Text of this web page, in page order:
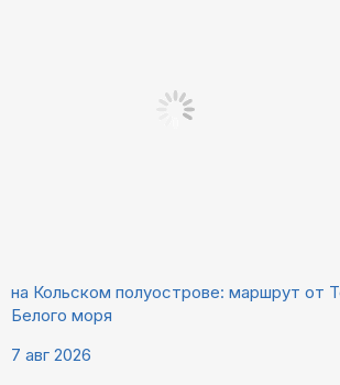
на Кольском полуострове: маршрут от
Белого моря
7 авг 2026